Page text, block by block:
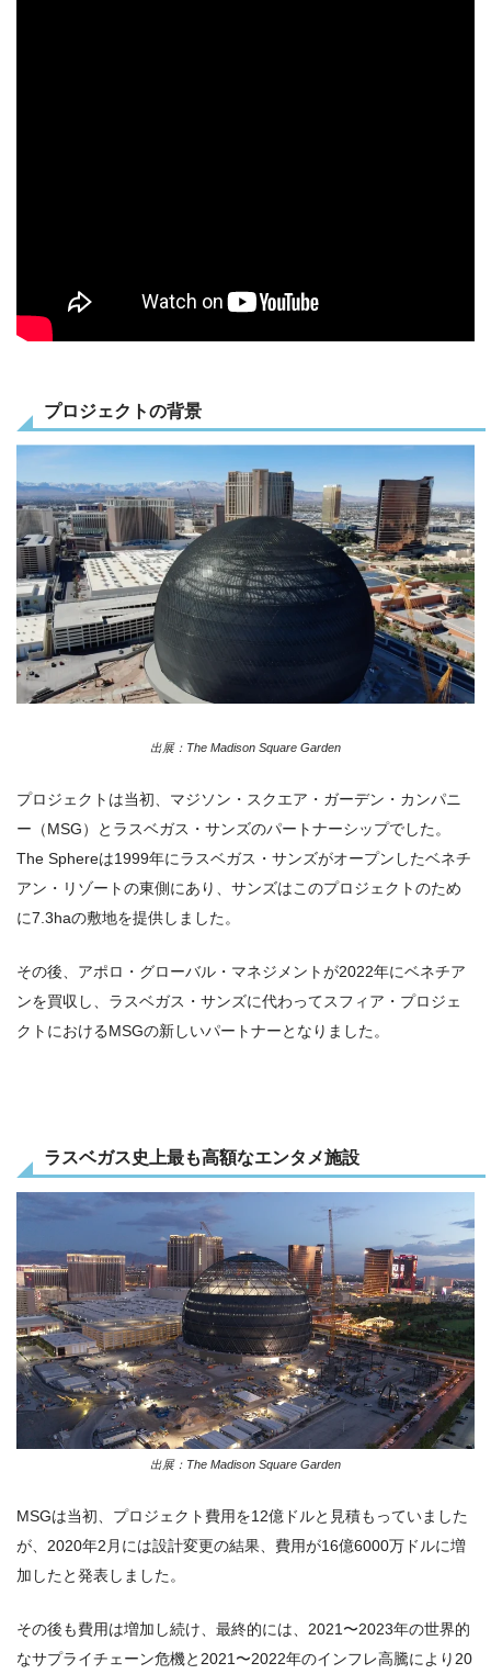
プロジェクトの背景
出展：The Madison Square Garden
プロジェクトは当初、マジソン・スクエア・ガーデン・カンパニ
ー（MSG）とラスベガス・サンズのパートナーシップでした。
The Sphereは1999年にラスベガス・サンズがオープンしたベネチ
アン・リゾートの東側にあり、サンズはこのプロジェクトのため
に7.3haの敷地を提供しました。
その後、アポロ・グローバル・マネジメントが2022年にベネチア
ンを買収し、ラスベガス・サンズに代わってスフィア・プロジェ
クトにおけるMSGの新しいパートナーとなりました。
ラスベガス史上最も高額なエンタメ施設
出展：The Madison Square Garden
MSGは当初、プロジェクト費用を12億ドルと見積もっていました
が、2020年2月には設計変更の結果、費用が16億6000万ドルに増
加したと発表しました。
その後も費用は増加し続け、最終的には、2021〜2023年の世界的
なサプライチェーン危機と2021〜2022年のインフレ高騰により20